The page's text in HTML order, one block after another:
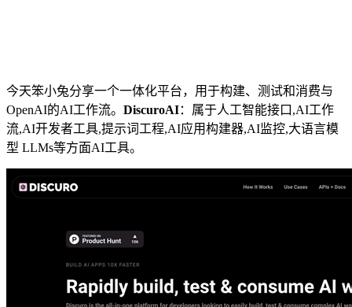
今天笨小兔分享一个一体化平台，用于构建、测试和消费与
OpenAI的AI工作流。 DiscuroAI：属于人工智能接口,AI工作
流,AI开发者工具,提示词工程,AI应用构建器,AI监控,大语言模
型 LLMs等方面AI工具。